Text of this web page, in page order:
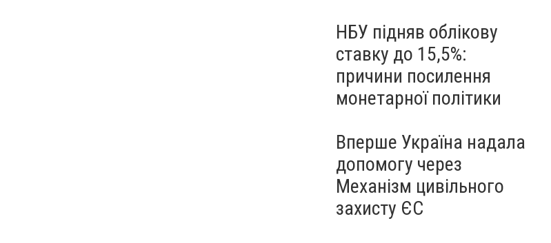
НБУ підняв облікову
ставку до 15,5%:
причини посилення
монетарної політики
Вперше Україна надала
допомогу через
Механізм цивільного
захисту ЄС